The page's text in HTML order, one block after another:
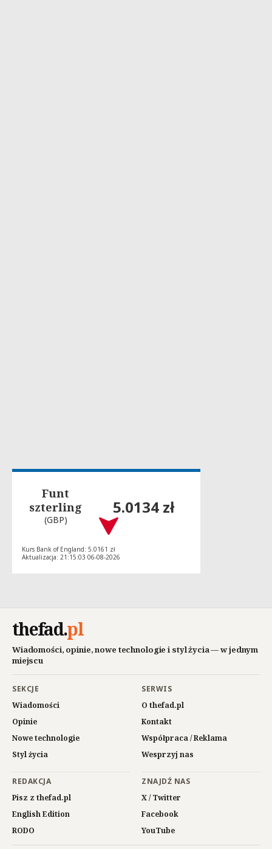
Funt
szterling
(GBP)
5.0134 zł
Kurs Bank of England: 5.0161 zł
Aktualizacja: 21:15:03 06-08-2026
thefad.pl
Wiadomości, opinie, nowe technologie i styl życia — w jednym
miejscu
SEKCJE
Wiadomości
Opinie
Nowe technologie
Styl życia
SERWIS
O thefad.pl
Kontakt
Współpraca / Reklama
Wesprzyj nas
REDAKCJA
Pisz z thefad.pl
English Edition
RODO
ZNAJDŹ NAS
X / Twitter
Facebook
YouTube